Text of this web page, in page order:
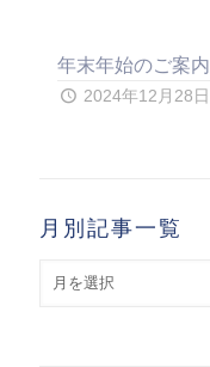
年末年始のご案内
2024年12月28日
月別記事一覧